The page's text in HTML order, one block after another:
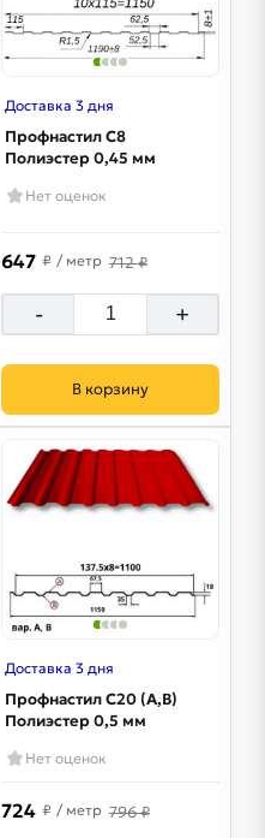
Доставка 3 дня
Профнастил С8
Полиэстер 0,45 мм
Нет оценок
647 ₽ / метр 712 ₽
- +
В корзину
Доставка 3 дня
Профнастил С20 (A,B)
Полиэстер 0,5 мм
Нет оценок
724 ₽ / метр 796 ₽